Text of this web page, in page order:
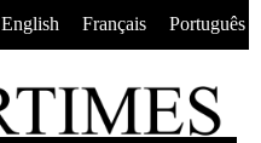
English Français Português